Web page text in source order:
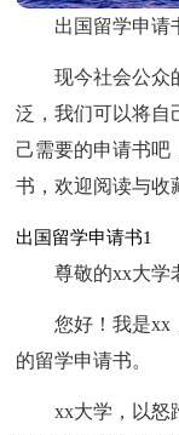
出国留学申请
现今社会公众
泛，我们可以将自
己需要的申请书吧
书，欢迎阅读与收
出国留学申请书1
尊敬的xx大学
您好！我是xx
的留学申请书。
xx大学，以怒